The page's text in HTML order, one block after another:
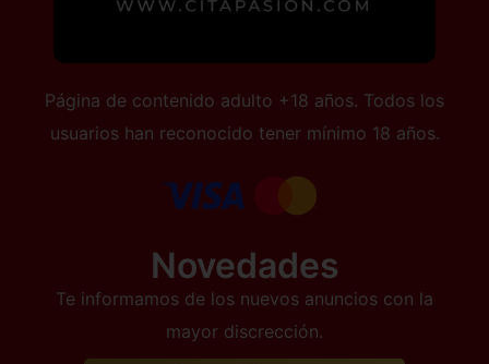
Página de contenido adulto +18 años. Todos los
usuarios han reconocido tener mínimo 18 años.
Novedades
Te informamos de los nuevos anuncios con la
mayor discrección.